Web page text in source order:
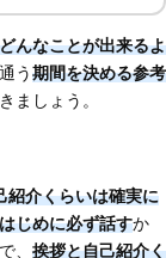
んなことが出来るよ
う期間を決める参考
ましょう。
紹介くらいは確実に
じめに必ず話すか
、 挨拶と自己紹介く